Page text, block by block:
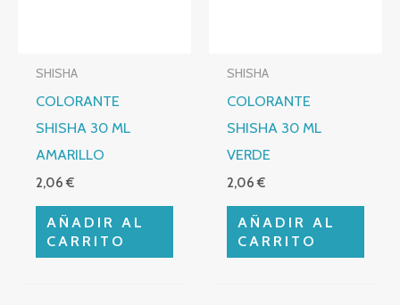
SHISHA
COLORANTE
SHISHA 30 ML
AMARILLO
2,06€
AÑADIR AL
CARRITO
SHISHA
COLORANTE
SHISHA 30 ML
VERDE
2,06€
AÑADIR AL
CARRITO